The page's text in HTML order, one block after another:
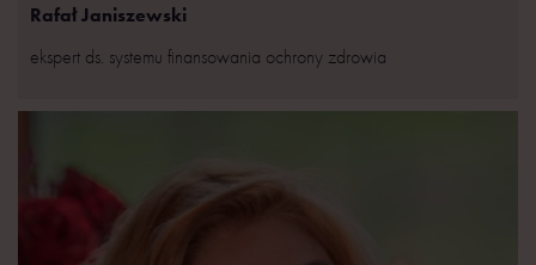
Rafał Janiszewski
ekspert ds. systemu finansowania ochrony zdrowia